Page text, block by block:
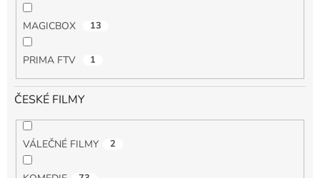
MAGICBOX 13
PRIMA FTV 1
ČESKÉ FILMY
VÁLEČNÉ FILMY 2